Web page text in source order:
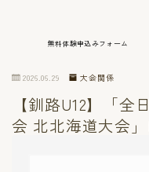
体験・アカデミー申
無料体験申込みフォーム
2026.06.29 大会関係
【釧路U12】「
会 北北海道大会